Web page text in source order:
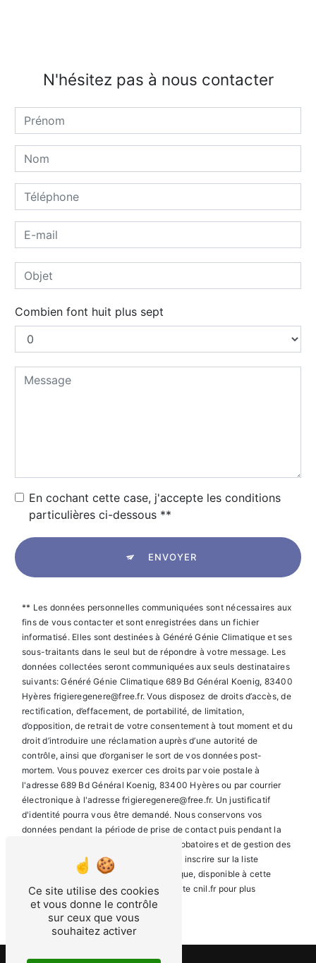
N'hésitez pas à nous contacter
Combien font huit plus sept
En cochant cette case, j'accepte les conditions
particulières ci-dessous **
ENVOYER
** Les données personnelles communiquées sont nécessaires aux
fins de vous contacter et sont enregistrées dans un fichier
informatisé. Elles sont destinées à Généré Génie Climatique et ses
sous-traitants dans le seul but de répondre à votre message. Les
données collectées seront communiquées aux seuls destinataires
suivants: Généré Génie Climatique 689 Bd Général Koenig, 83400
Hyères frigieregenere@free.fr. Vous disposez de droits d’accès, de
rectification, d’effacement, de portabilité, de limitation,
d’opposition, de retrait de votre consentement à tout moment et du
droit d’introduire une réclamation auprès d’une autorité de
contrôle, ainsi que d’organiser le sort de vos données post-
mortem. Vous pouvez exercer ces droits par voie postale à
l'adresse 689 Bd Général Koenig, 83400 Hyères ou par courrier
électronique à l'adresse frigieregenere@free.fr. Un justificatif
d'identité pourra vous être demandé. Nous conservons vos
données pendant la période de prise de contact puis pendant la
durée de prescription légale aux fins probatoires et de gestion des
contentieux. Vous avez le droit de vous inscrire sur la liste
d'opposition au démarchage téléphonique, disponible à cette
adresse:Bloctel.gouv.fr . Consultez le site cnil.fr pour plus
d’informations sur vos droits.
Ce site utilise des cookies
et vous donne le contrôle
sur ceux que vous
souhaitez activer